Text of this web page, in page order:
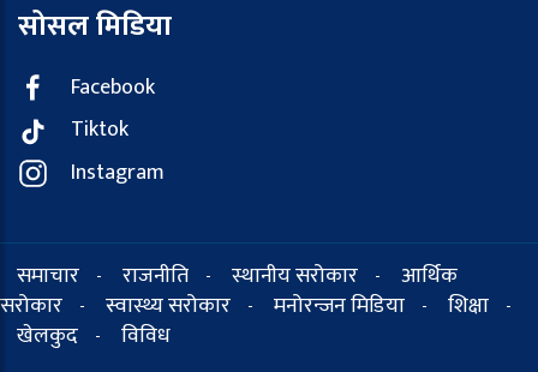
सोसल मिडिया
Facebook
Tiktok
Instagram
समाचार - राजनीति - स्थानीय सरोकार -
आर्थिक
सरोकार
- स्वास्थ्य सरोकार - मनोरन्जन मिडिया - शिक्षा -
खेलकुद - विविध